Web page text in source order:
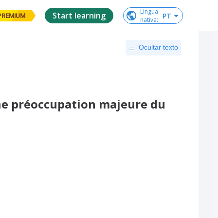
Start learning
Língua
nativa: PT
Ocultar texto
préoccupation majeure du